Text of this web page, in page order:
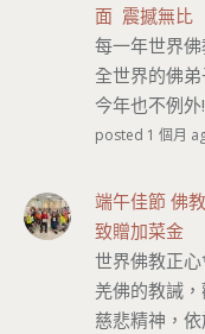
面 震撼無比
每一年世界
全世界的佛
今年也不例外
posted 1 個月
端午佳節 佛
致贈加菜金
世界佛教正
羌佛的教誡
慈悲精神，依